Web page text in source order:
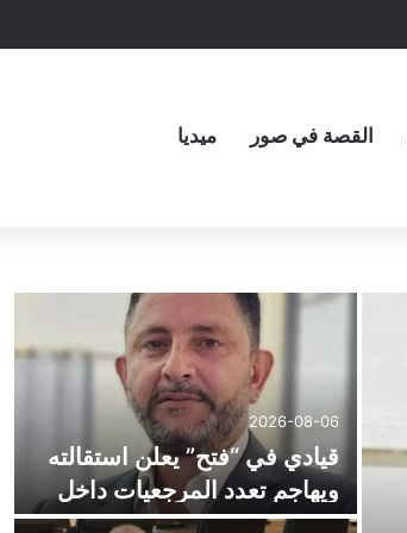
القصة في صور ميديا
2026-08-06
قيادي في “فتح” يعلن استقالته
ويهاجم تعدد المرجعيات داخل
الحركة